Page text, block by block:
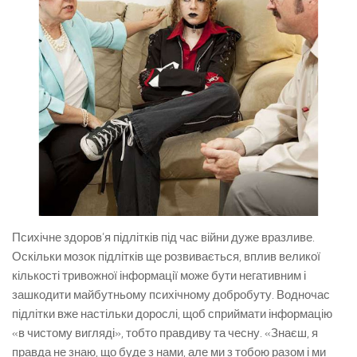
Психічне здоров’я підлітків під час війни дуже вразливе.
Оскільки мозок підлітків ще розвивається, вплив великої
кількості тривожної інформації може бути негативним і
зашкодити майбутньому психічному добробуту. Водночас
підлітки вже настільки дорослі, щоб сприймати інформацію
«в чистому вигляді», тобто правдиву та чесну. «Знаєш, я
правда не знаю, що буде з нами, але ми з тобою разом і ми